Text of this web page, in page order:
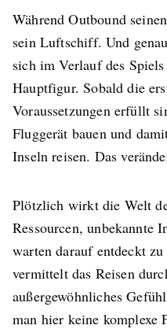
Während Outbound
sein Luftschiff. Und
sich im Verlauf des
Hauptfigur. Sobald die
Voraussetzungen erfüllt
Fluggerät bauen und
Inseln reisen. Das
Plötzlich wirkt die Welt
Ressourcen, unbekannte
warten darauf entdeckt
vermittelt das Reisen
außergewöhnliches
man hier keine komplexe